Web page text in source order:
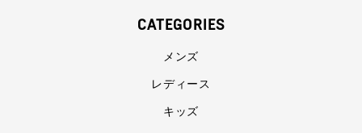
CATEGORIES
メンズ
レディース
キッズ